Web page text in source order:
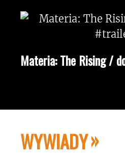
Materia: The Rising /
WYWIADY